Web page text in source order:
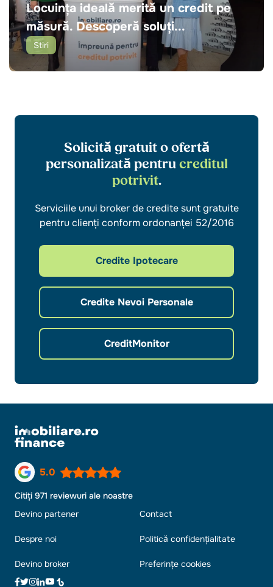
Locuința ideală merită un credit pe
măsură. Descoperă soluți...
Stiri
Solicită gratuit o ofertă
personalizată pentrucreditul
potrivit.
Serviciile unui broker de credite sunt gratuite
pentru clienți conform ordonanței 52/2016
Credite Ipotecare
Credite Nevoi Personale
CreditMonitor
5.0
Citiți 971 reviewuri ale noastre
Devino partener
Despre noi
Devino broker
Contact
Politică confidențialitate
Preferințe cookies